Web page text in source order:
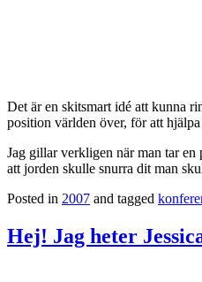
Det är en skitsmart idé att kunna
position världen över, för att
Jag gillar verkligen när man tar en
att jorden skulle snurra dit man
Posted in 2007 and tagged
Hej! Jag heter